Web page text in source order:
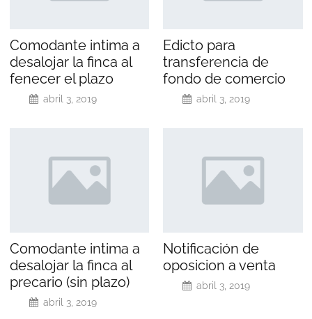
Comodante intima a
desalojar la finca al
fenecer el plazo
abril 3, 2019
Edicto para
transferencia de
fondo de comercio
abril 3, 2019
Comodante intima a
desalojar la finca al
precario (sin plazo)
abril 3, 2019
Notificación de
oposicion a venta
abril 3, 2019